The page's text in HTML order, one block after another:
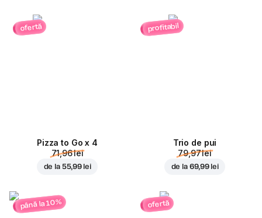
ofertă
Pizza to Go x 4
71,96 lei
de la 55,99 lei
profitabil
Trio de pui
79,97 lei
de la 69,99 lei
până la 10% ofertă